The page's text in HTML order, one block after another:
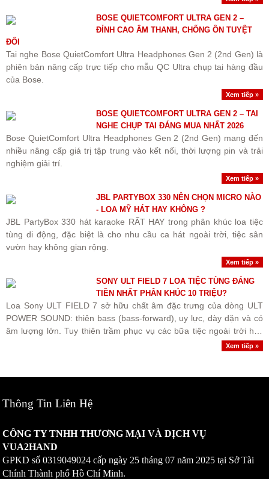
BOSE QUIETCOMFORT ULTRA GEN 2 –
ĐỈNH CAO ÂM THANH, CHỐNG ỒN TUYỆT
ĐỐI
Tai nghe Bose QuietComfort Ultra Headphones Gen 2 (2nd Gen) là
phiên bản nâng cấp trực tiếp cho mẫu QC Ultra chụp tai hàng đầu
của Bose.
Xem tiếp »
BOSE QUIETCOMFORT ULTRA GEN 2 – TAI
NGHE CHỤP TAI ĐÁNG MUA NHẤT 2026
Bose QuietComfort Ultra Headphones Gen 2 (2nd Gen) mang đến
nhiều nâng cấp giá trị tập trung vào kết nối, thời lượng pin và trải
nghiệm giải trí.
Xem tiếp »
JBL PARTYBOX 330 NÊN CHỌN MICRO NÀO
- LOA MỸ HÁT HAY KHÔNG ?
JBL PartyBox 330 hát karaoke RẤT HAY trong phân khúc loa tiệc
tùng di động, đặc biệt là cho nhu cầu ca hát ngoài trời, tiệc sân
vườn hay không gian rộng.
Xem tiếp »
SONY ULT FIELD 7 LOA TIỆC TÙNG ĐÁNG
TIỀN NHẤT PHÂN KHÚC 10 TRIỆU?
Loa Sony ULT FIELD 7 sở hữu chất âm đặc trưng của dòng ULT
POWER SOUND: thiên bass (bass-forward), uy lực, dày dặn và có
âm lượng lớn. Tuy thiên trầm phục vụ các bữa tiệc ngoài trời hay
Xem tiếp »
Thông Tin Liên Hệ
CÔNG TY TNHH THƯƠNG MẠI VÀ DỊCH VỤ
VUA2HAND
GPKD số0319049024 cấp ngày 25 tháng 07 năm 2025 tại Sở Tài
Chính Thành phố Hồ Chí Minh.